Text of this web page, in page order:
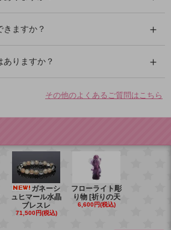
ますか？
りますか？
その他のよくあるご質問はこちら
ガネーシ
ュヒマール水晶
ブレスレ
71,500円(税込)
フローライト彫
り物 [祈りの天
6,600円(税込)